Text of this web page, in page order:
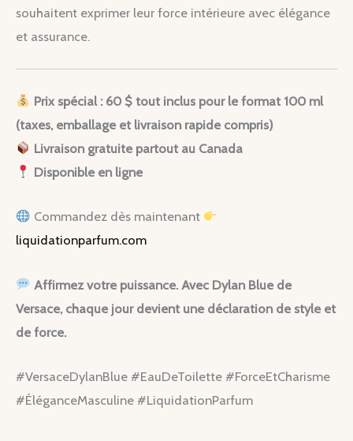
souhaitent exprimer leur force intérieure avec élégance
et assurance.
Prix spécial : 60 $ tout inclus pour le format 100 ml
(taxes, emballage et livraison rapide compris)
Livraison gratuite partout au Canada
Disponible en ligne
Commandez dès maintenant
liquidationparfum.com
Affirmez votre puissance. Avec Dylan Blue de
Versace, chaque jour devient une déclaration de style et
de force.
#VersaceDylanBlue #EauDeToilette #ForceEtCharisme
#ÉléganceMasculine #LiquidationParfum